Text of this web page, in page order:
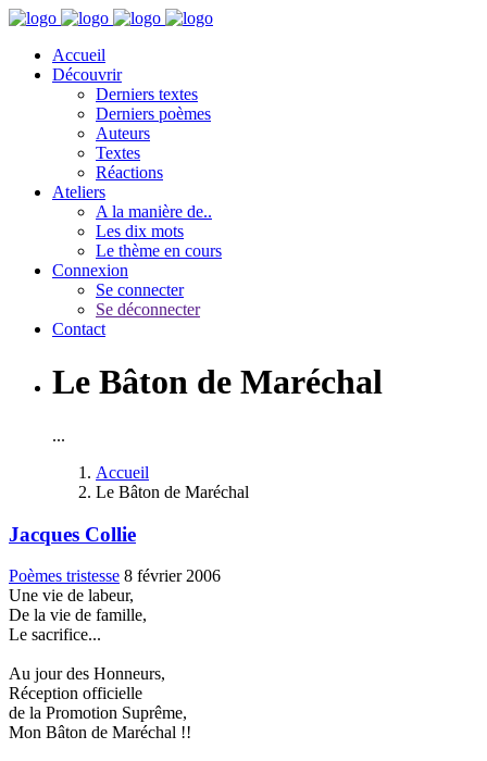
Accueil
Découvrir
Derniers textes
Derniers poèmes
Auteurs
Textes
Réactions
Ateliers
A la manière de..
Les dix mots
Le thème en cours
Connexion
Se connecter
Se déconnecter
Contact
Le Bâton de Maréchal
...
Accueil
Le Bâton de Maréchal
Jacques Collie
Poèmes tristesse 8 février 2006
Une vie de labeur,
De la vie de famille,
Le sacrifice...
Au jour des Honneurs,
Réception officielle
de la Promotion Suprême,
Mon Bâton de Maréchal !!